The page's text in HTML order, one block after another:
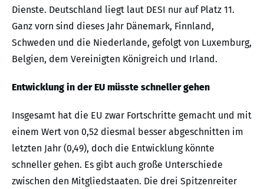
Dienste. Deutschland liegt laut DESI nur auf Platz 11.
Ganz vorn sind dieses Jahr Dänemark, Finnland,
Schweden und die Niederlande, gefolgt von Luxemburg,
Belgien, dem Vereinigten Königreich und Irland.
Entwicklung in der EU müsste schneller gehen
Insgesamt hat die EU zwar Fortschritte gemacht und mit
einem Wert von 0,52 diesmal besser abgeschnitten im
letzten Jahr (0,49), doch die Entwicklung könnte
schneller gehen. Es gibt auch große Unterschiede
zwischen den Mitgliedstaaten. Die drei Spitzenreiter